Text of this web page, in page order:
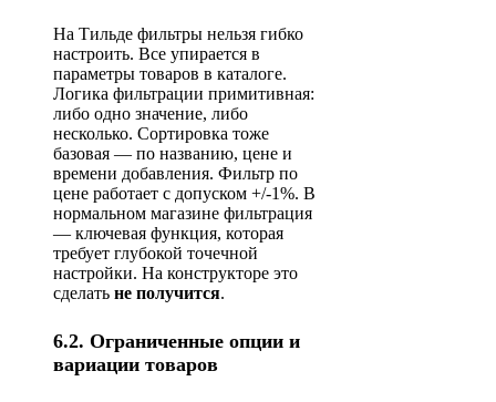
На Тильде фильтры нельзя гибко
настроить. Все упирается в
параметры товаров в каталоге.
Логика фильтрации примитивная:
либо одно значение, либо
несколько. Сортировка тоже
базовая — по названию, цене и
времени добавления. Фильтр по
цене работает с допуском +/-1%. В
нормальном магазине фильтрация
— ключевая функция, которая
требует глубокой точечной
настройки. На конструкторе это
сделать не получится.
6.2. Ограниченные опции и
вариации товаров